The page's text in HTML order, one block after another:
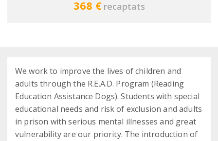
368 € recaptats
We work to improve the lives of children and
adults through the R.E.A.D. Program (Reading
Education Assistance Dogs). Students with special
educational needs and risk of exclusion and adults
in prison with serious mental illnesses and great
vulnerability are our priority. The introduction of